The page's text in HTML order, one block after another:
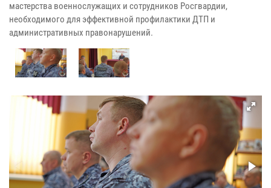
мастерства военнослужащих и сотрудников Росгвардии,
необходимого для эффективной профилактики ДТП и
административных правонарушений.